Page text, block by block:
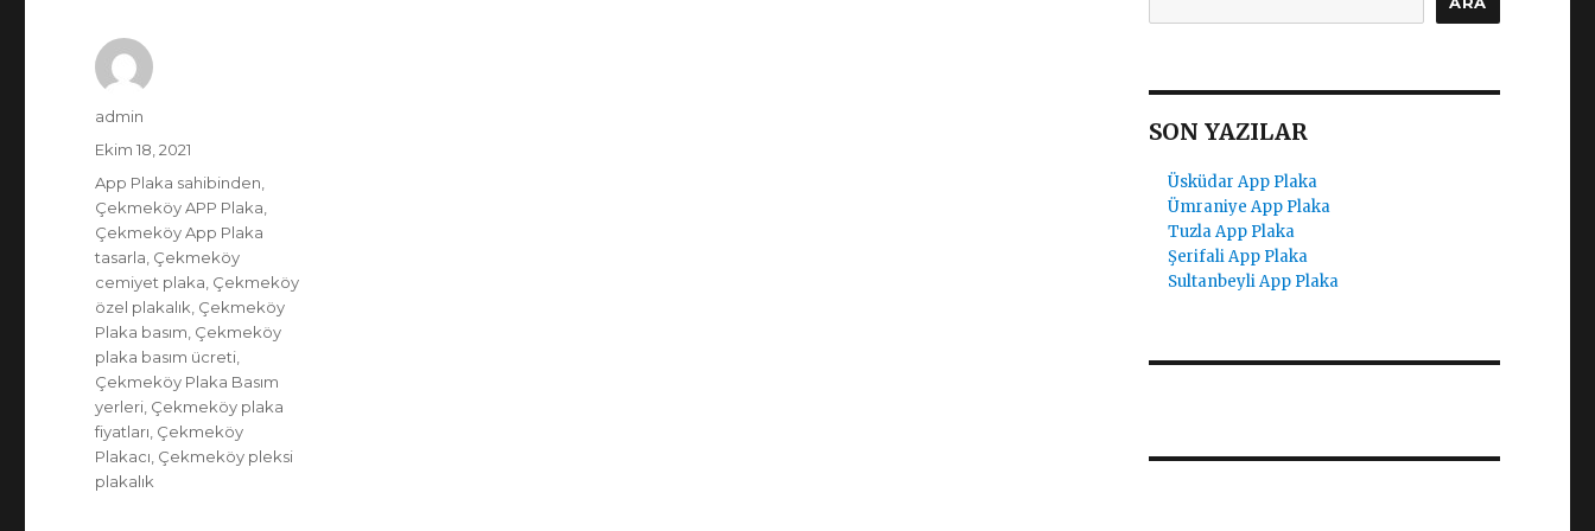
Yazar
admin
Yayın
Ekim 18, 2021
Etiketler
App Plaka sahibinden
Çekmeköy APP Plaka
Çekmeköy App Plaka
tasarla Çekmeköy
cemiyet plaka Çekmeköy
özel plakalık Çekmeköy
Plaka basım Çekmeköy
plaka basım ücreti
Çekmeköy Plaka Basım
yerleri Çekmeköy plaka
fiyatları Çekmeköy
Plakacı Çekmeköy pleksi
plakalık
SON YAZILAR
Üsküdar App Plaka
Ümraniye App Plaka
Tuzla App Plaka
Şerifali App Plaka
Sultanbeyli App Plaka